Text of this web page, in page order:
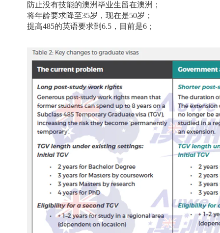
防止没有技能的澳洲毕业生留在澳洲；
将年龄要求降至35岁，现在是50岁；
提高485的英语要求到 6.5 ，目前是6 ；